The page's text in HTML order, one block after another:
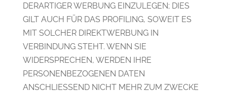
DERARTIGER WERBUNG EINZULEGEN; DIES
GILT AUCH FÜR DAS PROFILING, SOWEIT ES
MIT SOLCHER DIREKTWERBUNG IN
VERBINDUNG STEHT. WENN SIE
WIDERSPRECHEN, WERDEN IHRE
PERSONENBEZOGENEN DATEN
ANSCHLIESSEND NICHT MEHR ZUM ZWECKE